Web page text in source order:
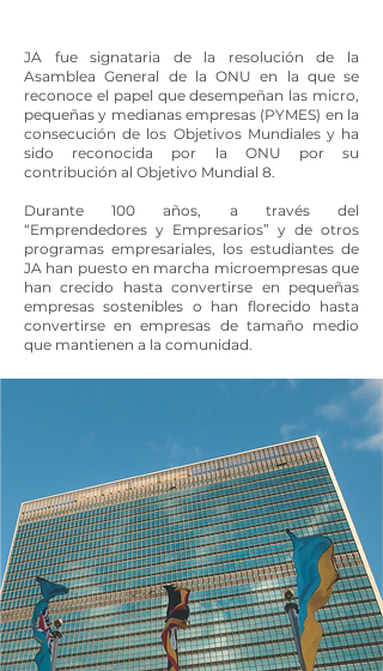
JA fue signataria de la resolución de la
Asamblea General de la ONU en la que se
reconoce el papel que desempeñan las micro,
pequeñas y medianas empresas (PYMES) en la
consecución de los Objetivos Mundiales y ha
sido reconocida por la ONU por su
contribución al Objetivo Mundial 8.
Durante 100 años, a través del
“Emprendedores y Empresarios” y de otros
programas empresariales, los estudiantes de
JA han puesto en marcha microempresas que
han crecido hasta convertirse en pequeñas
empresas sostenibles o han florecido hasta
convertirse en empresas de tamaño medio
que mantienen a la comunidad.